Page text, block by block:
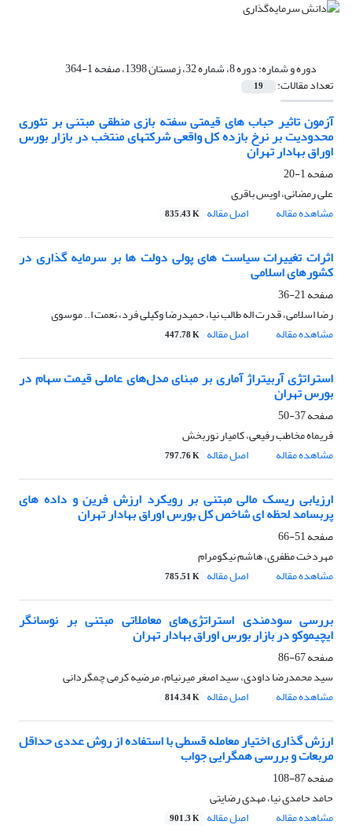
دوره و شماره:دوره 8، شماره 32، زمستان 1398، صفحه 1-364
تعداد مقالات: 19
آزمون تاثیر حباب های قیمتی سفته بازی منطقی مبتنی بر تئوری
محدودیت بر نرخ بازده کل واقعی شرکتهای منتخب در بازار بورس
اوراق بهادار تهران
صفحه1-20
علی رمضانی، اویس باقری
مشاهده مقاله
اصل مقاله 835.43 K
اثرات تغییرات سیاست های پولی دولت ها بر سرمایه گذاری در
کشورهای اسلامی
صفحه21-36
رضا اسلامی، قدرت اله طالب نیا، حمیدرضا وکیلی فرد، نعمت ا.. موسوی
مشاهده مقاله
اصل مقاله 447.78 K
استراتژی آربیتراژ آماری بر مبنای مدل‌های عاملی قیمت سهام در
بورس تهران
صفحه37-50
فریماه مخاطب رفیعی، کامیار نوربخش
مشاهده مقاله
اصل مقاله 797.76 K
ارزیابی ریسک مالی مبتنی بر رویکرد ارزش فرین و داده های
پربسامد لحظه ای شاخص کل بورس اوراق بهادار تهران
صفحه51-66
مهردخت مظفری، هاشم نیکومرام
مشاهده مقاله
اصل مقاله 785.51 K
بررسی سودمندی استراتژی‌های معاملاتی مبتنی بر نوسانگر
ایچیموکو در بازار بورس اوراق بهادار تهران
صفحه67-86
سید محمدرضا داودی، سید اصغر میرنیام، مرضیه کرمی چمگردانی
مشاهده مقاله
اصل مقاله 814.34 K
ارزش گذاری اختیار معامله قسطی با استفاده از روش عددی حداقل
مربعات و بررسی همگرایی جواب
صفحه87-108
حامد حامدی نیا، مهدی رضایتی
مشاهده مقاله
اصل مقاله 901.3 K